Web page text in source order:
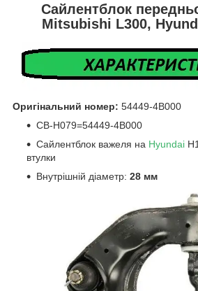
Сайлентблок
Mitsubishi L300,
Оригінальний номер: 54449-4B000
CB-H079=54449-4B000
Сайлентблок важеля на Hyundai
втулки
Внутрішній діаметр: 28 мм